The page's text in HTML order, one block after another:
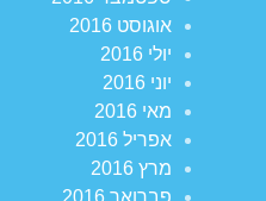
אוגוסט 2016
יולי 2016
יוני 2016
מאי 2016
אפריל 2016
מרץ 2016